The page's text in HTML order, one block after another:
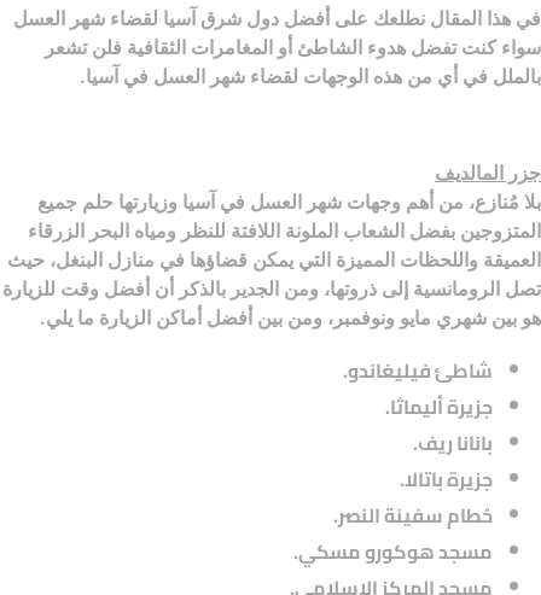
في هذا المقال نطلعك على أفضل دول شرق آسيا لقضاء شهر العسل
سواء كنت تفضل هدوء الشاطئ أو المغامرات الثقافية فلن تشعر
بالملل في أي من هذه الوجهات لقضاء شهر العسل في آسيا.
جزر المالديف
بلا مُنازع، من أهم وجهات شهر العسل في آسيا وزيارتها حلم جميع
المتزوجين بفضل الشعاب الملونة اللافتة للنظر ومياه البحر الزرقاء
العميقة واللحظات المميزة التي يمكن قضاؤها في منازل البنغل، حيث
تصل الرومانسية إلى ذروتها، ومن الجدير بالذكر أن أفضل وقت للزيارة
هو بين شهري مايو ونوفمبر، ومن بين أفضل أماكن الزيارة ما يلي.
شاطئ فيليغاندو.
جزيرة أليماثا.
بانانا ريف.
جزيرة باتالا.
حُطام سفينة النصر.
مسجد هوكورو مسكي.